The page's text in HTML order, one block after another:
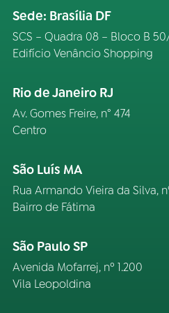
Sede: Brasília DF
SCS – Quadra 08 – Bloco B
Edifício Venâncio Shopping
Rio de Janeiro RJ
Av. Gomes Freire, n° 474
Centro
São Luís MA
Rua Armando Vieira da Silva,
Bairro de Fátima
São Paulo SP
Avenida Mofarrej, nº 1.200
Vila Leopoldina